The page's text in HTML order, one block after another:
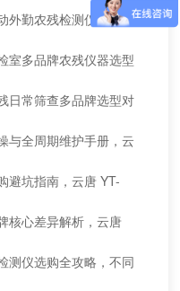
外勤农残检测仪多品牌
室多品牌农残仪器选型
日常筛查多品牌选型对
与全周期维护手册，云
牌横向对比
避坑指南，云唐 YT-
大品牌痛点拆解
核心差异解析，云唐
/ 中云 / 云泽
测仪选购全攻略，不同